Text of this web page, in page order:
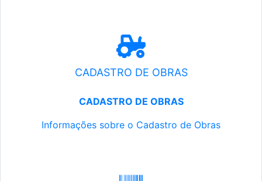
CADASTRO DE OBRAS
CADASTRO DE OBRAS
Informações sobre o Cadastro de Obras